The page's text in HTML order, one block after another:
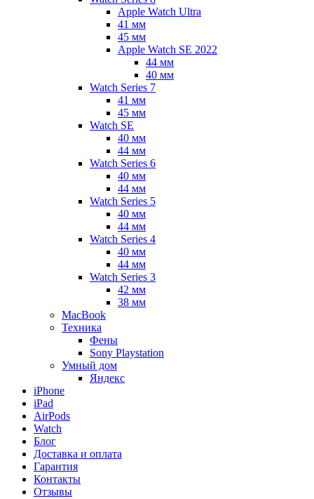
Apple Watch Ultra
41 мм
45 мм
Apple Watch SE 2022
44 мм
40 мм
Watch Series 7
41 мм
45 мм
Watch SE
40 мм
44 мм
Watch Series 6
40 мм
44 мм
Watch Series 5
40 мм
44 мм
Watch Series 4
40 мм
44 мм
Watch Series 3
42 мм
38 мм
MacBook
Техника
Фены
Sony Playstation
Умный дом
Яндекс
iPhone
iPad
AirPods
Watch
Блог
Доставка и оплата
Гарантия
Контакты
Отзывы